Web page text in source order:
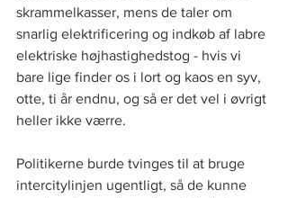
skrammelkasser, mens de taler om
snarlig elektrificering og indkøb af labre
elektriske højhastighedstog - hvis vi
bare lige finder os i lort og kaos en syv,
otte, ti år endnu, og så er det vel i øvrigt
heller ikke værre.
Politikerne burde tvinges til at bruge
intercitylinjen ugentligt, så de kunne